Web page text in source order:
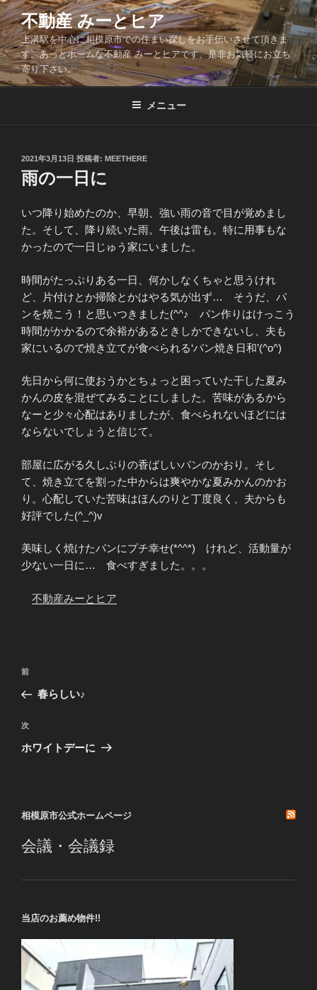
コ
ン
テ
ン
ツ
不動産 みーとヒア
上溝駅を中心に相模原市での住まい探しをお手伝いさせて頂きま
す。あっとホームな不動産 みーとヒアです、是非お気軽にお立ち
寄り下さい。
メニュー
投
稿
日:
2021年3月13日 投稿者: MEETHERE
雨の一日に
いつ降り始めたのか、早朝、強い雨の音で目が覚めまし
た。そして、降り続いた雨。午後は雷も。特に用事もな
かったので一日じゅう家にいました。
時間がたっぷりある一日、何かしなくちゃと思うけれ
ど、片付けとか掃除とかはやる気が出ず… そうだ、パ
ンを焼こう！と思いつきました(^^♪ パン作りはけっこう
時間がかかるので余裕があるときしかできないし、夫も
家にいるので焼き立てが食べられる‘パン焼き日和’(^o^)
先日から何に使おうかとちょっと困っていた干した夏み
かんの皮を混ぜてみることにしました。苦味があるから
なーと少々心配はありましたが、食べられないほどには
ならないでしょうと信じて。
部屋に広がる久しぶりの香ばしいパンのかおり。そし
て、焼き立てを割った中からは爽やかな夏みかんのかお
り。心配していた苦味はほんのりと丁度良く、夫からも
好評でした(^_^)v
美味しく焼けたパンにプチ幸せ(*^^*) けれど、活動量が
少ない一日に… 食べすぎました。。。
不動産みーとヒア
投
ナ
ビ
ゲ
ン
前
の
稿
前
春らしい♪
次
の
次
ホワイトデーに
相模原市公式ホームページ
会議・会議録
当店のお薦め物件!!